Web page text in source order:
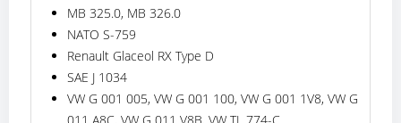
MB 325.0, MB 326.0
NATO S-759
Renault Glaceol RX Type D
SAE J 1034
VW G 001 005, VW G 001 100, VW G 001 1V8, VW G